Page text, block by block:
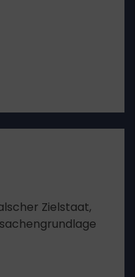
Zielstaat,